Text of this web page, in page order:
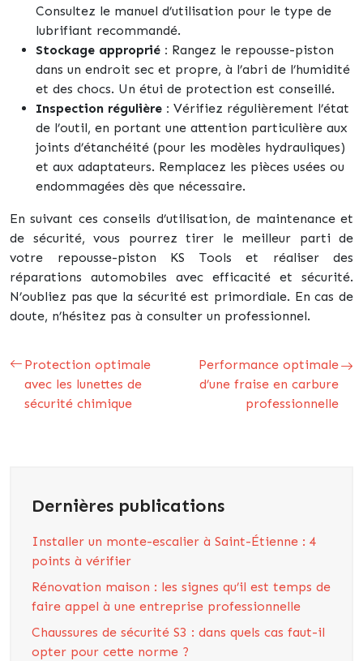
Consultez le manuel d’utilisation pour le type de
lubrifiant recommandé.
Stockage approprié : Rangez le repousse-piston
dans un endroit sec et propre, à l’abri de l’humidité
et des chocs. Un étui de protection est conseillé.
Inspection régulière : Vérifiez régulièrement l’état
de l’outil, en portant une attention particulière aux
joints d’étanchéité (pour les modèles hydrauliques)
et aux adaptateurs. Remplacez les pièces usées ou
endommagées dès que nécessaire.
En suivant ces conseils d’utilisation, de maintenance et
de sécurité, vous pourrez tirer le meilleur parti de
votre repousse-piston KS Tools et réaliser des
réparations automobiles avec efficacité et sécurité.
N’oubliez pas que la sécurité est primordiale. En cas de
doute, n’hésitez pas à consulter un professionnel.
Protection optimale
avec les lunettes de
sécurité chimique
Performance optimale
d’une fraise en carbure
professionnelle
Dernières publications
Installer un monte-escalier à Saint-Étienne : 4
points à vérifier
Rénovation maison : les signes qu’il est temps de
faire appel à une entreprise professionnelle
Chaussures de sécurité S3 : dans quels cas faut-il
opter pour cette norme ?